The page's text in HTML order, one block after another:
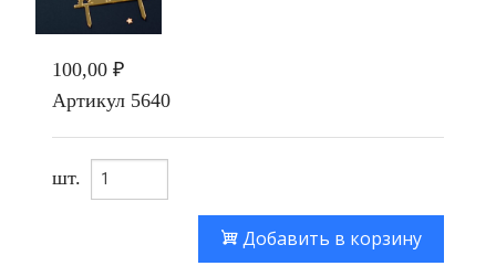
100,00 ₽
Артикул 5640
шт.
Добавить в корзину